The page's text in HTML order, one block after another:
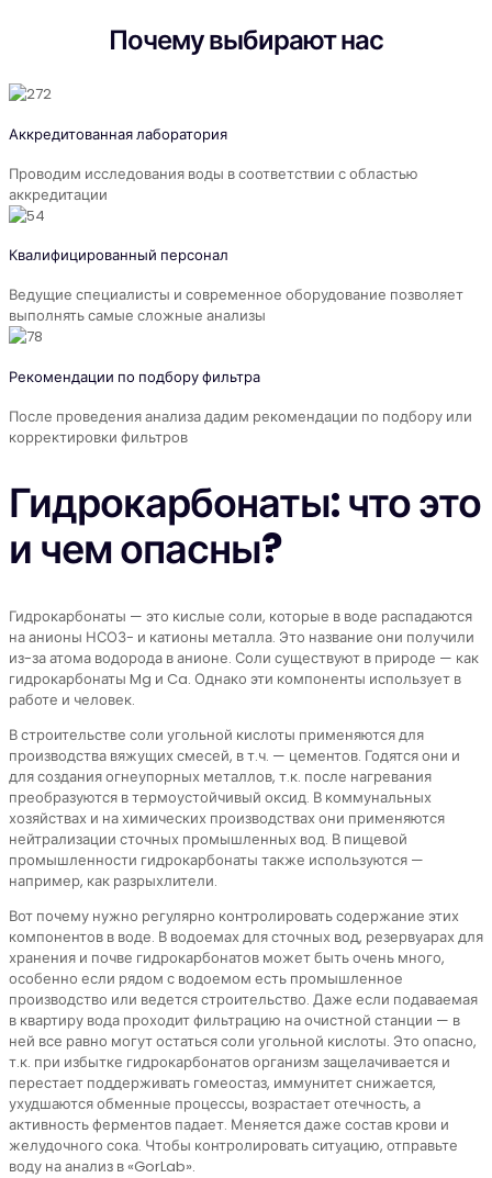
Почему выбирают нас
Аккредитованная лаборатория
Проводим исследования воды в соответствии с областью
аккредитации
Квалифицированный персонал
Ведущие специалисты и современное оборудование позволяет
выполнять самые сложные анализы
Рекомендации по подбору фильтра
После проведения анализа дадим рекомендации по подбору или
корректировки фильтров
Гидрокарбонаты: что это
и чем опасны?
Гидрокарбонаты — это кислые соли, которые в воде распадаются
на анионы НСОЗ- и катионы металла. Это название они получили
из-за атома водорода в анионе. Соли существуют в природе — как
гидрокарбонаты Mg и Ca. Однако эти компоненты использует в
работе и человек.
В строительстве соли угольной кислоты применяются для
производства вяжущих смесей, в т.ч. — цементов. Годятся они и
для создания огнеупорных металлов, т.к. после нагревания
преобразуются в термоустойчивый оксид. В коммунальных
хозяйствах и на химических производствах они применяются
нейтрализации сточных промышленных вод. В пищевой
промышленности гидрокарбонаты также используются —
например, как разрыхлители.
Вот почему нужно регулярно контролировать содержание этих
компонентов в воде. В водоемах для сточных вод, резервуарах для
хранения и почве гидрокарбонатов может быть очень много,
особенно если рядом с водоемом есть промышленное
производство или ведется строительство. Даже если подаваемая
в квартиру вода проходит фильтрацию на очистной станции — в
ней все равно могут остаться соли угольной кислоты. Это опасно,
т.к. при избытке гидрокарбонатов организм защелачивается и
перестает поддерживать гомеостаз, иммунитет снижается,
ухудшаются обменные процессы, возрастает отечность, а
активность ферментов падает. Меняется даже состав крови и
желудочного сока. Чтобы контролировать ситуацию, отправьте
воду на анализ в «GorLab».